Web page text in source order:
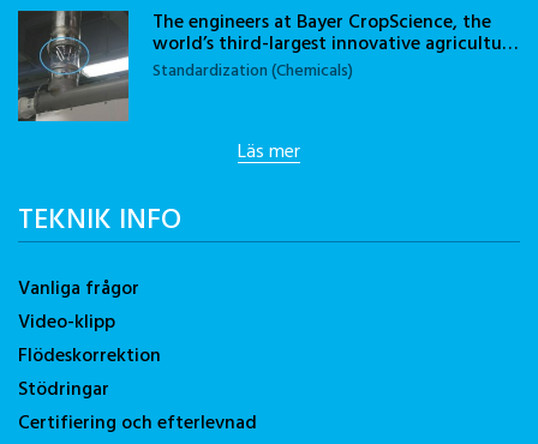
The engineers at Bayer CropScience, the
world’s third-largest innovative agricultu…
Standardization (Chemicals)
Läs mer
TEKNIK INFO
Vanliga frågor
Video-klipp
Flödeskorrektion
Stödringar
Certifiering och efterlevnad